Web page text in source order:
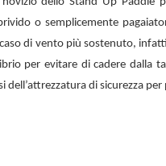
o semplicemente
di vento più sostenuto,
per evitare di cadere dalla
di sicurezza